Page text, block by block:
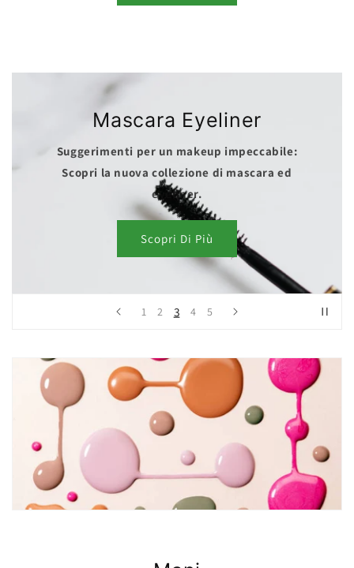
1 2 3 4 5
Mascara Eyeliner
Suggerimenti per un makeup impeccabile:
Scopri la nuova collezione di mascara ed
eyeliner.
Scopri Di Più